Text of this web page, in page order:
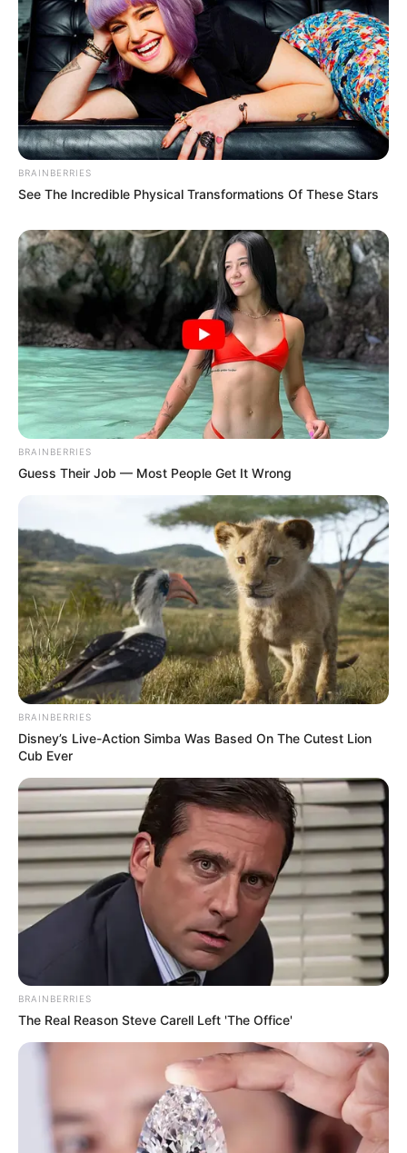
BRAINBERRIES
See The Incredible Physical Transformations Of These Stars
BRAINBERRIES
Guess Their Job — Most People Get It Wrong
BRAINBERRIES
Disney’s Live-Action Simba Was Based On The Cutest Lion
Cub Ever
BRAINBERRIES
The Real Reason Steve Carell Left 'The Office'